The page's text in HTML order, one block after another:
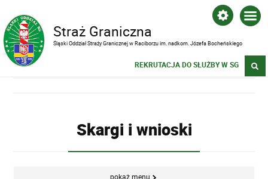
Straż Graniczna
Śląski Oddział Straży Granicznej w Raciborzu im. nadkom. Józefa Bocheńskiego
REKRUTACJA DO SŁUŻBY W SG
Skargi i wnioski
pokaż menu